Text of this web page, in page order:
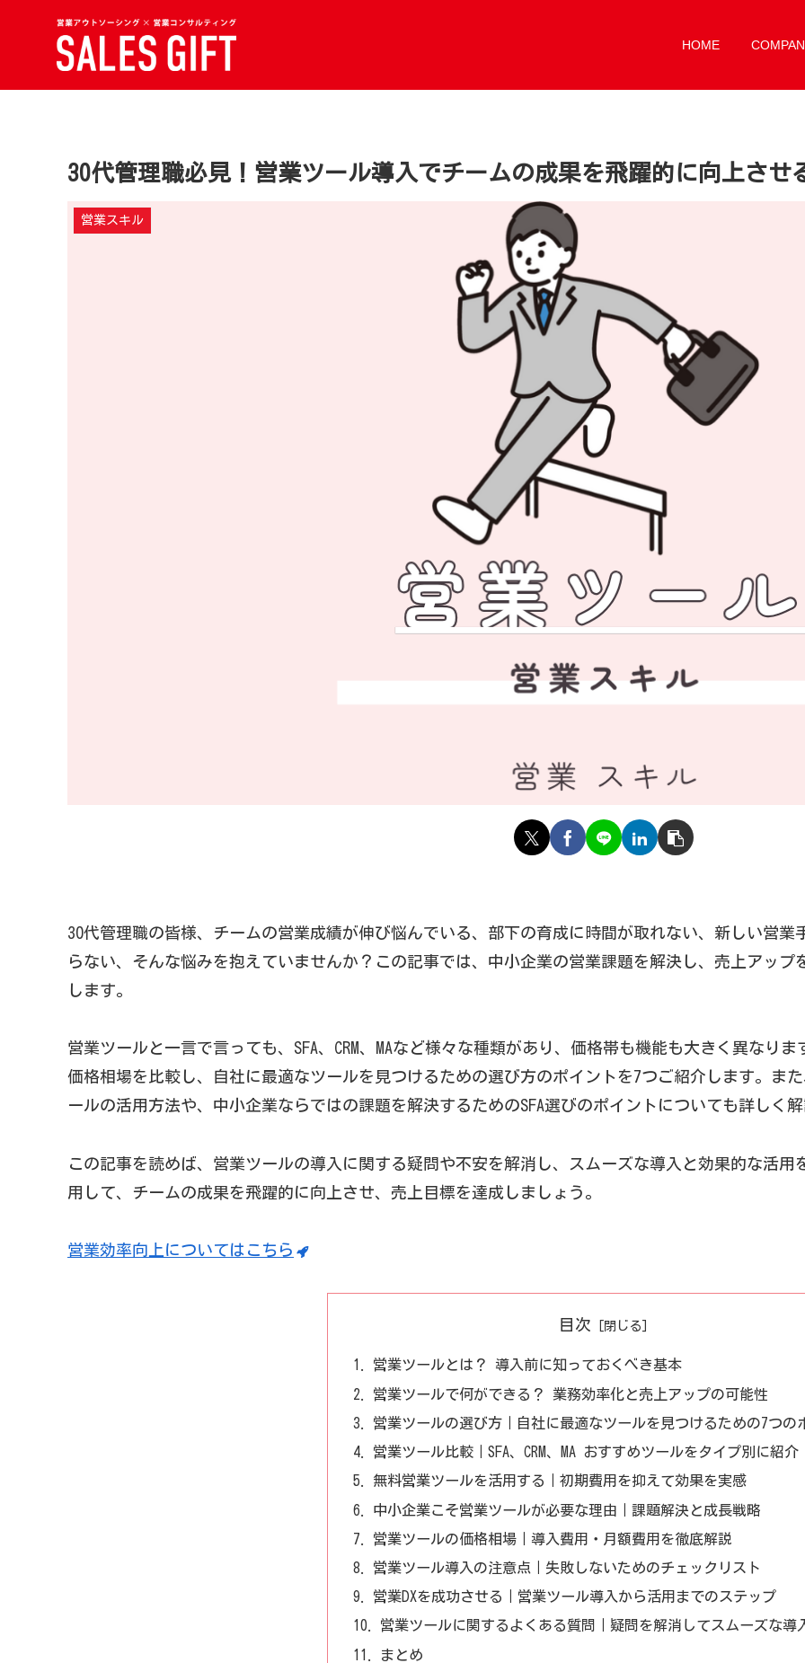
HOME
30代管理職必見！営業ツール導入でチームの成果を飛躍的に向上させ
営業スキル
30代管理職の皆様、チームの営業成績が伸び悩んでいる、部下の育成に時間が取れない、新しい営
らない、そんな悩みを抱えていませんか？この記事では、中小企業の営業課題を解決し、売上アッ
します。
営業ツールと一言で言っても、SFA、CRM、MAなど様々な種類があり、価格帯も機能も大きく異なり
価格相場を比較し、自社に最適なツールを見つけるための選び方のポイントを7つご紹介します。ま
ールの活用方法や、中小企業ならではの課題を解決するためのSFA選びのポイントについても詳しく
この記事を読めば、営業ツールの導入に関する疑問や不安を解消し、スムーズな導入と効果的な活
用して、チームの成果を飛躍的に向上させ、売上目標を達成しましょう。
営業効率向上についてはこちら
目次
営業ツールとは？ 導入前に知っておくべき基本
営業ツールで何ができる？ 業務効率化と売上アップの可能性
営業ツールの選び方｜自社に最適なツールを見つけるための7つの
営業ツール比較｜SFA、CRM、MA おすすめツールをタイプ別に紹介
無料営業ツールを活用する｜初期費用を抑えて効果を実感
中小企業こそ営業ツールが必要な理由｜課題解決と成長戦略
営業ツールの価格相場｜導入費用・月額費用を徹底解説
営業ツール導入の注意点｜失敗しないためのチェックリスト
営業DXを成功させる｜営業ツール導入から活用までのステップ
営業ツールに関するよくある質問｜疑問を解消してスムーズな導
まとめ